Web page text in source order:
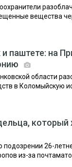
вещества
паштете: на
области
в Коломыйскую
который
подозрении 26-
из-за